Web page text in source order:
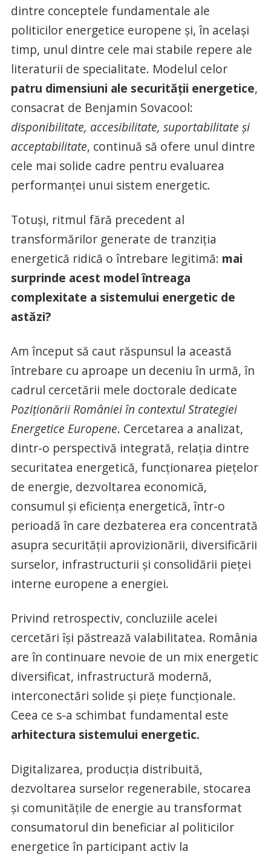
dintre conceptele fundamentale ale
politicilor energetice europene și, în același
timp, unul dintre cele mai stabile repere ale
literaturii de specialitate. Modelul celor
patru dimensiuni ale securității energetice,
consacrat de Benjamin Sovacool:
disponibilitate, accesibilitate, suportabilitate și
acceptabilitate, continuă să ofere unul dintre
cele mai solide cadre pentru evaluarea
performanței unui sistem energetic.
Totuși, ritmul fără precedent al
transformărilor generate de tranziția
energetică ridică o întrebare legitimă: mai
surprinde acest model întreaga
complexitate a sistemului energetic de
astăzi?
Am început să caut răspunsul la această
întrebare cu aproape un deceniu în urmă, în
cadrul cercetării mele doctorale dedicate
Poziționării României în contextul Strategiei
Energetice Europene. Cercetarea a analizat,
dintr-o perspectivă integrată, relația dintre
securitatea energetică, funcționarea piețelor
de energie, dezvoltarea economică,
consumul și eficiența energetică, într-o
perioadă în care dezbaterea era concentrată
asupra securității aprovizionării, diversificării
surselor, infrastructurii și consolidării pieței
interne europene a energiei.
Privind retrospectiv, concluziile acelei
cercetări își păstrează valabilitatea. România
are în continuare nevoie de un mix energetic
diversificat, infrastructură modernă,
interconectări solide și piețe funcționale.
Ceea ce s-a schimbat fundamental este
arhitectura sistemului energetic.
Digitalizarea, producția distribuită,
dezvoltarea surselor regenerabile, stocarea
și comunitățile de energie au transformat
consumatorul din beneficiar al politicilor
energetice în participant activ la